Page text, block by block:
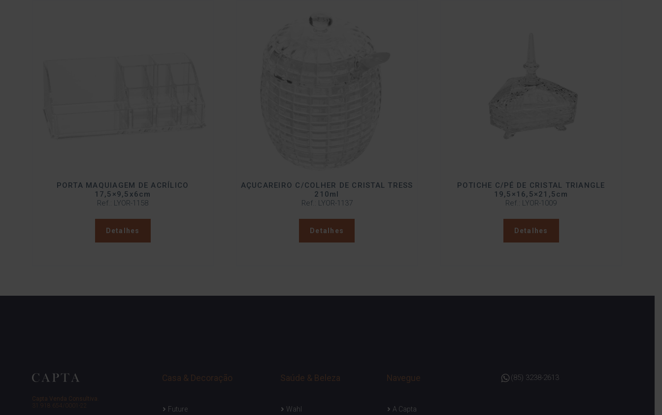
PORTA MAQUIAGEM DE ACRÍLICO
17,5×9,5x6cm
Ref.: LYOR-1158
Detalhes
AÇUCAREIRO C/COLHER DE CRISTAL TRESS
210ml
Ref.: LYOR-1137
Detalhes
POTICHE C/PÉ DE CRISTAL TRIANGLE
19,5×16,5×21,5cm
Ref.: LYOR-1009
Detalhes
Capta Venda Consultiva.
31.918.654/0001-22
Casa & Decoração
Future
Saúde & Beleza
Wahl
Navegue
A Capta
(85) 3238-2613